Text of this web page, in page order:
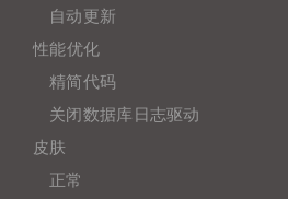
自动更新
性能优化
精简代码
关闭数据库日志驱动
皮肤
正常